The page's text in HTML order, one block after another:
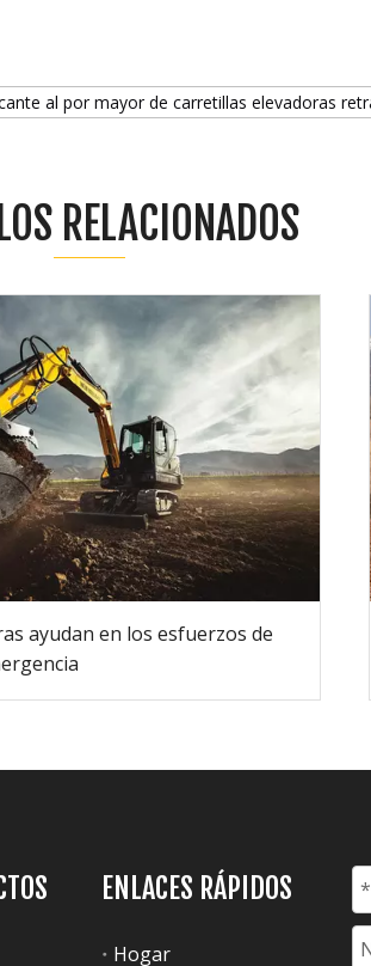
al por mayor de carretillas elevadoras
RELACIONADOS
ayudan en los esfuerzos de
ENLACES RÁPIDOS
Hogar